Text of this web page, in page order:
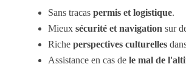
Sans tracas permis et logistique.
Mieux sécurité et navigation sur
Riche perspectives culturelles
Assistance en cas de le mal de